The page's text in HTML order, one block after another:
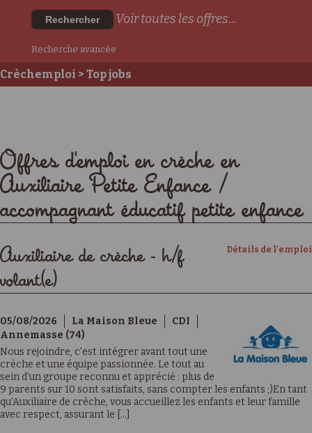
Rechercher Voir toutes les offres...
Recherche avancée
Crèchemploi > Top jobs
Offres d'emploi en crèche en
Auxiliaire Petite Enfance /
accompagnant éducatif petite enfance
Détails de l'emploi
Auxiliaire de crèche - h/f
volant(e)
05/08/2026 La Maison Bleue
CDI
Annemasse (74)
Nous rejoindre, c'est intégrer avant tout une
crèche et une équipe passionnée. Le tout au
sein d'un groupe reconnu et apprécié : plus de
9 parents sur 10 sont satisfaits, sans compter les enfants ;)En tant
qu'Auxiliaire de crèche, vous accueillez les enfants et leur famille
avec respect, assurant le [...]